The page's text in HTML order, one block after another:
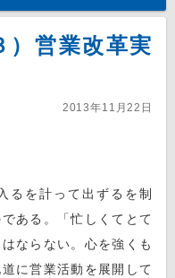
）営業改革実
2013年11月22日
を計って出ずるを制
ある。「忙しくてとて
ならない。心を強くも
に営業活動を展開して